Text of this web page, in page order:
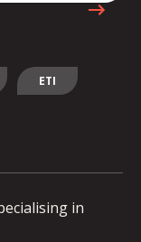
ETI
in